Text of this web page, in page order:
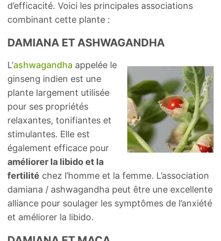
d’efficacité. Voici les principales associations
combinant cette plante :
DAMIANA ET ASHWAGANDHA
L’ashwagandha appelée le
ginseng indien est une
plante largement utilisée
pour ses propriétés
relaxantes, tonifiantes et
stimulantes. Elle est
également efficace pour
améliorer la libido et la
fertilité chez l’homme et la femme. L’association
damiana / ashwagandha peut être une excellente
alliance pour soulager les symptômes de l’anxiété
et améliorer la libido.